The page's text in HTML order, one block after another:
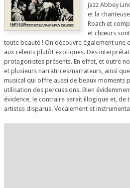
jazz Abbey
et la
Roach et
et chœurs sont
toute beauté ! On découvre également une
aux relents plutôt exotiques. Des
protagonistes présents. En effet, et outre
et plusieurs narratrices/narrateurs, ainsi
musical qui offre aussi de beaux moments
utilisation des percussions. Bien
évidence, le contraire serait illogique et,
artistes disparus. Vocalement et